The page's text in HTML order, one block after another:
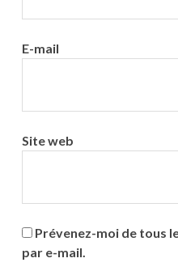
E-mail
Site web
Prévenez-moi de tous
par e-mail.